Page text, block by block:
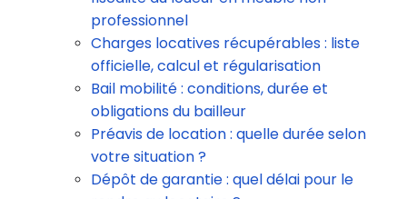
professionnel
Charges locatives récupérables : liste
officielle, calcul et régularisation
Bail mobilité : conditions, durée et
obligations du bailleur
Préavis de location : quelle durée selon
votre situation ?
Dépôt de garantie : quel délai pour le